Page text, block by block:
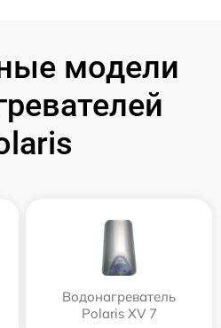
модели
Водонагреватель
Polaris XV 7